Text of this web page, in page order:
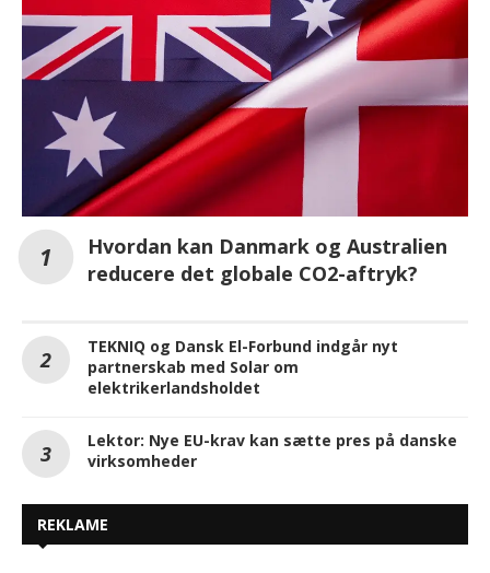
Hvordan kan Danmark og Australien
reducere det globale CO2-aftryk?
TEKNIQ og Dansk El-Forbund indgår nyt
partnerskab med Solar om
elektrikerlandsholdet
Lektor: Nye EU-krav kan sætte pres på danske
virksomheder
REKLAME